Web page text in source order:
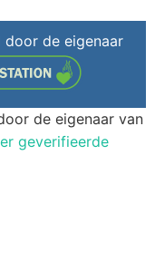
de eigenaar
de eigenaar van
geverifieerde